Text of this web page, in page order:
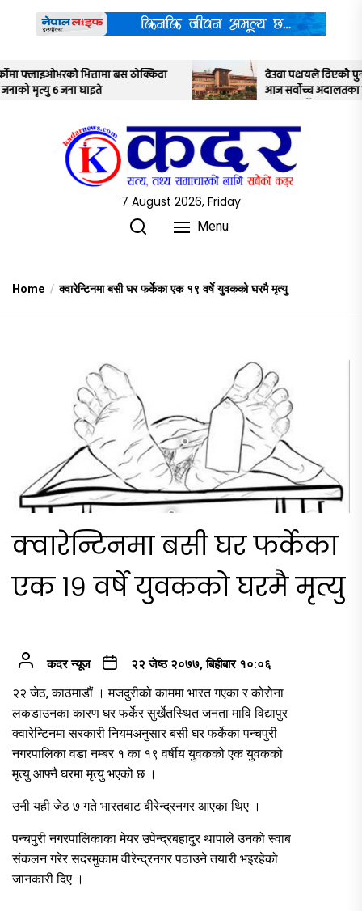
content
देउवा पक्षयले दिएकोे पुनरावलोकन निवेदनमाथि
आज सर्वोच्च अदालतका तीन न्यायाधीशले
7 August 2026, Friday
Menu
Home क्वारेन्टिनमा बसी घर फर्केका एक १९ वर्षे युवकको घरमै मृत्यु
क्वारेन्टिनमा बसी घर फर्केका
एक १९ वर्षे युवकको घरमै मृत्यु
कदर न्यूज २२ जेष्ठ २०७७, बिहीबार १०:०६
२२ जेठ, काठमाडौं । मजदुरीको काममा भारत गएका र कोरोना
लकडाउनका कारण घर फर्केर सुर्खेतस्थित जनता मावि विद्यापुर
क्वारेन्टिनमा सरकारी नियमअनुसार बसी घर फर्केका पन्चपुरी
नगरपालिका वडा नम्बर १ का १९ वर्षीय युवकको एक युवकको
मृत्यु आफ्नै घरमा मृत्यु भएको छ ।
उनी यही जेठ ७ गते भारतबाट बीरेन्द्रनगर आएका थिए ।
पन्चपुरी नगरपालिकाका मेयर उपेन्द्रबहादुर थापाले उनको स्वाब
संकलन गरेर सदरमुकाम वीरेन्द्रनगर पठाउने तयारी भइरहेको
जानकारी दिए ।